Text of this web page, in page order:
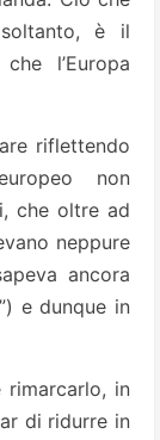
è il
l’Europa
riflettendo
non
che oltre ad
neppure
ancora
e dunque in
in
di ridurre in